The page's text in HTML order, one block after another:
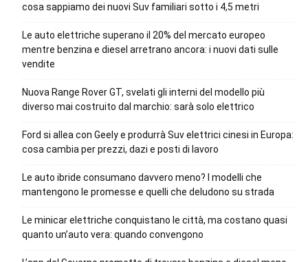
cosa sappiamo dei nuovi Suv familiari sotto i 4,5 metri
Le auto elettriche superano il 20% del mercato europeo
mentre benzina e diesel arretrano ancora: i nuovi dati sulle
vendite
Nuova Range Rover GT, svelati gli interni del modello più
diverso mai costruito dal marchio: sarà solo elettrico
Ford si allea con Geely e produrrà Suv elettrici cinesi in Europa:
cosa cambia per prezzi, dazi e posti di lavoro
Le auto ibride consumano davvero meno? I modelli che
mantengono le promesse e quelli che deludono su strada
Le minicar elettriche conquistano le città, ma costano quasi
quanto un’auto vera: quando convengono